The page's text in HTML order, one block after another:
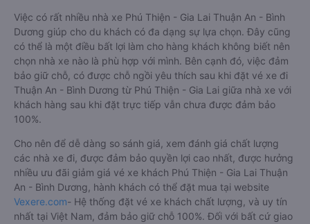
Việc có rất nhiều nhà xe Phú Thiện - Gia Lai Thuận An - Bình
Dương giúp cho du khách có đa dạng sự lựa chọn. Đây cũng
có thể là một điều bất lợi làm cho hàng khách không biết nên
chọn nhà xe nào là phù hợp với mình. Bên cạnh đó, việc đảm
bảo giữ chỗ, có được chỗ ngồi yêu thích sau khi đặt vé xe đi
Thuận An - Bình Dương từ Phú Thiện - Gia Lai giữa nhà xe với
khách hàng sau khi đặt trực tiếp vẫn chưa được đảm bảo
100%.
Cho nên để dễ dàng so sánh giá, xem đánh giá chất lượng
các nhà xe đi, được đảm bảo quyền lợi cao nhất, được hưởng
nhiều ưu đãi giảm giá vé xe khách Phú Thiện - Gia Lai Thuận
An - Bình Dương, hành khách có thể đặt mua tại website
Vexere.com- Hệ thống đặt vé xe khách chất lượng, và uy tín
nhất tại Việt Nam, đảm bảo giữ chỗ 100%. Đối với bất cứ giao